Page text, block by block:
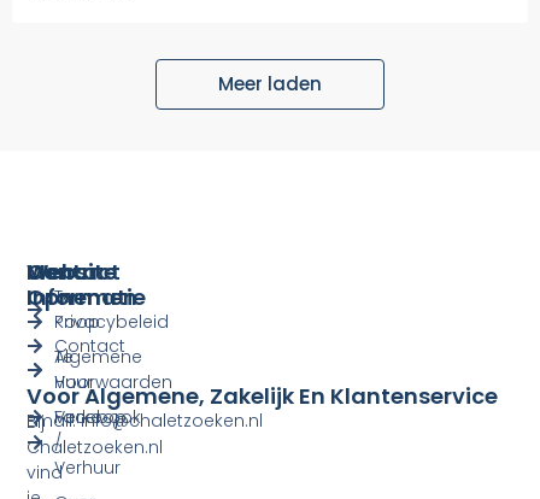
Meer laden
Bij
Chaletzoeken.nl
vind
Menu
Te
Koop
Te
Huur
Verkoop
/
Verhuur
Website
Informatie
Privacybeleid
Algemene
Voorwaarden
Facebook
Contact
Opnemen
Contact
Voor Algemene, Zakelijk En Klantenservice
Email: info@chaletzoeken.nl